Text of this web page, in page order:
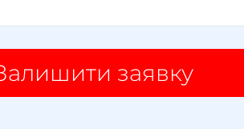
заявку